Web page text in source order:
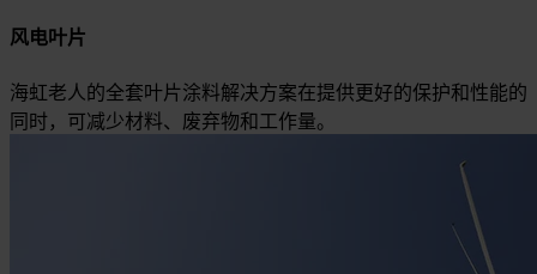
风电叶片
海虹老人的全套叶片涂料解决方案在提供更好的保护和性能的
同时，可减少材料、废弃物和工作量。